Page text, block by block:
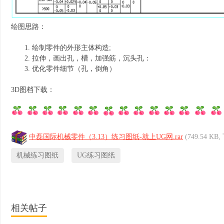
绘图思路：
绘制零件的外形主体构造;
拉伸，画出孔，槽，加强筋，沉头孔：
优化零件细节（孔，倒角）
3D图档下载：
中磊国际机械零件（3.13）练习图纸-就上UG网.rar (749.54 KB,
机械练习图纸 UG练习图纸
相关帖子